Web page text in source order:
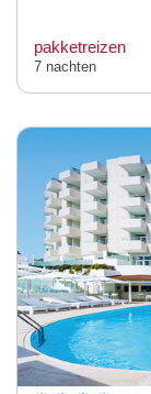
pakketreizen
7 nachten